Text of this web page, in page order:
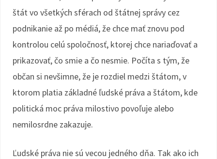
štát vo všetkých sférach od štátnej správy cez
podnikanie až po médiá, že chce mať znovu pod
kontrolou celú spoločnosť, ktorej chce nariaďovať a
prikazovať, čo smie a čo nesmie. Počíta s tým, že
občan si nevšimne, že je rozdiel medzi štátom, v
ktorom platia základné ľudské práva a štátom, kde
politická moc práva milostivo povoľuje alebo
nemilosrdne zakazuje.
Ľudské práva nie sú vecou jedného dňa. Tak ako ich